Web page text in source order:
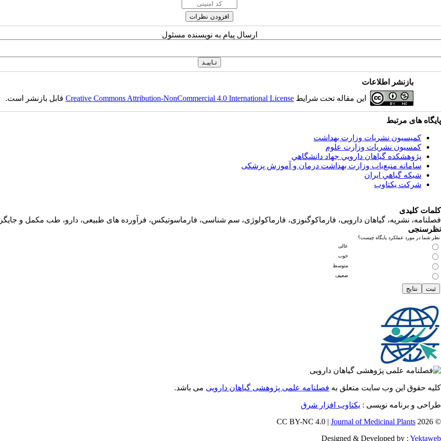
ارسال پیام به نویسنده مسئول
بازنشر اطلاعات
این مقاله تحت شرایط Creative Commons Attribution-NonCommercial 4.0 International Licenseقابل بازنشر است.
پایگاه های مرتبط
کمیسیون نشریات وزارت بهداشت
کمسیون نشریات وزارت علوم
پژوهشكده گياهان دارويي جهاد دانشگاهي
سامانه منبع‌ياب وزارت بهداشت درمان و آموزش پزشکی
شبكه گياهي ايران
شرکت یکتاوب
کلمات کلیدی
فصلنامه، نشریه، گیاهان دارویی، فارماکوگنوزی، فارماکولوژی، سم شناسی، فارماسوتیکس، فرآورده های طبیعی، دارو، طب مکمل و
نظرسنجی
نظر شما در مورد عملکرد پایگاه چیست؟
عالی
خوب
متوسط
ضعیف
کلیه حقوق این وب سایت متعلق به فصلنامه علمی پژوهشی گیاهان دارویی می باشد.
طراحی و برنامه نویسی : یکتاوب افزار شرق
© 2026 CC BY-NC 4.0 |
Journal of Medicinal Plants
Designed & Developed by : Yektaweb